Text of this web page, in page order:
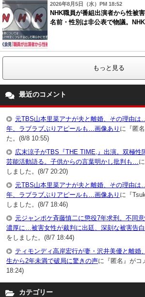
2026年8月5日（水）PM 18:52
NHK職員が番組出演者から性被
名前・性別は非公表で物議。
もっと見る
最近のコメント
元TBS山本里菜アナが夫と離婚、その理由
年、ラブラブぶりアピールも…画像あり に『匿
た。(8/8 10:55)
広末涼子がTBS『THE TIME,』出演。双極性
芸能活動語る。子供からの言葉明かし批判も…
しました。(8/7 20:20)
元TBS山本里菜アナが夫と離婚、その理由
年、ラブラブぶりアピールも…画像あり に『
しました。(8/7 18:46)
元ジャンポケ斉藤慎二に懲役7年求刑。不同
濃厚に…被害女性が裁判に出廷、深刻な被害告白
をしました。(8/7 18:44)
ティモンディ高岸宏行が妻・沢井美優と離婚
生から2年未満で破局に驚きの声に『匿名』がコ
18:24)
カテゴリー